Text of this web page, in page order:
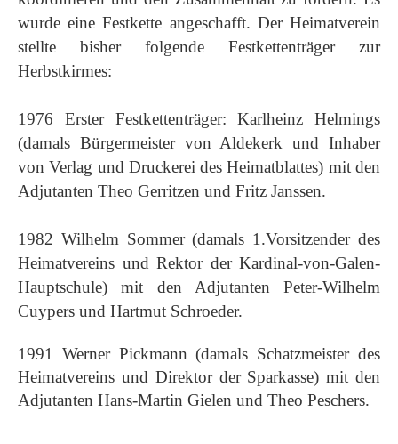
wurde eine Festkette angeschafft. Der Heimatverein
stellte bisher folgende Festkettenträger zur
Herbstkirmes:
1976 Erster Festkettenträger: Karlheinz Helmings
(damals Bürgermeister von Aldekerk und Inhaber
von Verlag und Druckerei des Heimatblattes) mit den
Adjutanten Theo Gerritzen und Fritz Janssen.
1982 Wilhelm Sommer (damals 1.Vorsitzender des
Heimatvereins und Rektor der Kardinal-von-Galen-
Hauptschule) mit den Adjutanten Peter-Wilhelm
Cuypers und Hartmut Schroeder.
1991 Werner Pickmann (damals Schatzmeister des
Heimatvereins und Direktor der Sparkasse) mit den
Adjutanten Hans-Martin Gielen und Theo Peschers.